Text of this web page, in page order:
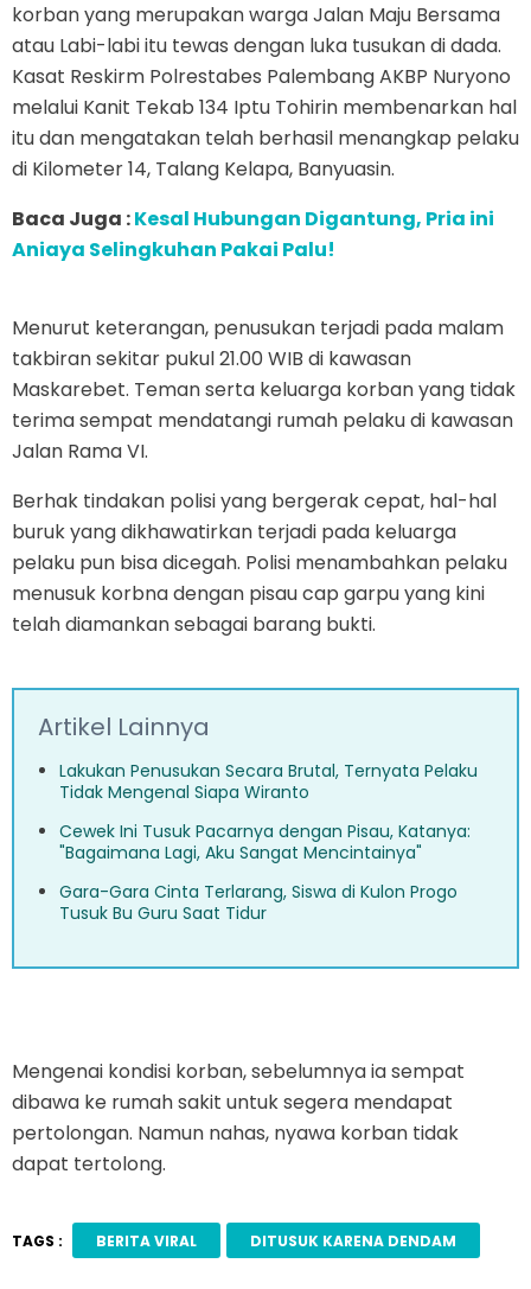
korban yang merupakan warga Jalan Maju Bersama
atau Labi-labi itu tewas dengan luka tusukan di dada.
Kasat Reskirm Polrestabes Palembang AKBP Nuryono
melalui Kanit Tekab 134 Iptu Tohirin membenarkan hal
itu dan mengatakan telah berhasil menangkap pelaku
di Kilometer 14, Talang Kelapa, Banyuasin.
Baca Juga :Kesal Hubungan Digantung, Pria ini
Aniaya Selingkuhan Pakai Palu!
Menurut keterangan, penusukan terjadi pada malam
takbiran sekitar pukul 21.00 WIB di kawasan
Maskarebet. Teman serta keluarga korban yang tidak
terima sempat mendatangi rumah pelaku di kawasan
Jalan Rama VI.
Berhak tindakan polisi yang bergerak cepat, hal-hal
buruk yang dikhawatirkan terjadi pada keluarga
pelaku pun bisa dicegah. Polisi menambahkan pelaku
menusuk korbna dengan pisau cap garpu yang kini
telah diamankan sebagai barang bukti.
Artikel Lainnya
Lakukan Penusukan Secara Brutal, Ternyata Pelaku
Tidak Mengenal Siapa Wiranto
Cewek Ini Tusuk Pacarnya dengan Pisau, Katanya:
"Bagaimana Lagi, Aku Sangat Mencintainya"
Gara-Gara Cinta Terlarang, Siswa di Kulon Progo
Tusuk Bu Guru Saat Tidur
Mengenai kondisi korban, sebelumnya ia sempat
dibawa ke rumah sakit untuk segera mendapat
pertolongan. Namun nahas, nyawa korban tidak
dapat tertolong.
TAGS : BERITA VIRAL DITUSUK KARENA DENDAM